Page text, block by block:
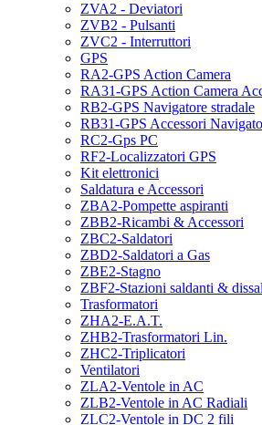
ZVA2 - Deviatori
ZVB2 - Pulsanti
ZVC2 - Interruttori
GPS
RA2-GPS Action Camera
RA31-GPS Action Camera
RB2-GPS Navigatore stradale
RB31-GPS Accessori
RC2-Gps PC
RF2-Localizzatori GPS
Kit elettronici
Saldatura e Accessori
ZBA2-Pompette aspiranti
ZBB2-Ricambi & Accessori
ZBC2-Saldatori
ZBD2-Saldatori a Gas
ZBE2-Stagno
ZBF2-Stazioni saldanti &
Trasformatori
ZHA2-E.A.T.
ZHB2-Trasformatori Lin.
ZHC2-Triplicatori
Ventilatori
ZLA2-Ventole in AC
ZLB2-Ventole in AC Radiali
ZLC2-Ventole in DC 2 fili